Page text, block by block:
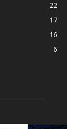
22
17
16
6